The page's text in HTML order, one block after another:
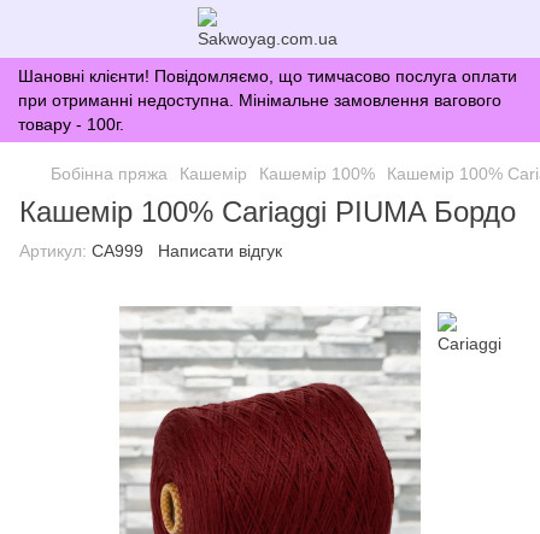
Шановні клієнти! Повідомляємо, що тимчасово послуга оплати
при отриманні недоступна. Мінімальне замовлення вагового
товару - 100г.
Бобінна пряжа Кашемір Кашемір 100% Кашемір 100%
Кашемір 100% Cariaggi PIUMA Бордо
Артикул: CA999 Написати відгук